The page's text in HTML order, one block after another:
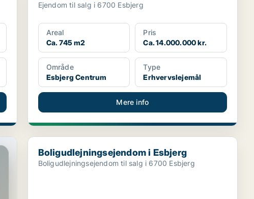
Ejendom til salg i 6700 Esbjerg
Areal
Ca. 745 m2
Pris
Ca. 14.000.000 kr.
Område
Esbjerg Centrum
Type
Erhvervslejemål
Mere info
Boligudlejningsejendom i Esbjerg
Boligudlejningsejendom i Esbjerg
Boligudlejningsejendom til salg i 6700 Esbjerg